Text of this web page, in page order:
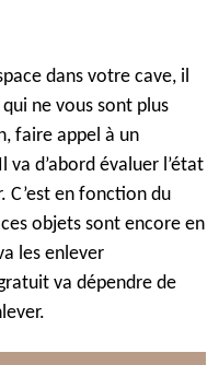
dans votre cave, il
ne vous sont plus
faire appel à un
d’abord évaluer l’état
C’est en fonction du
objets sont encore en
les enlever
va dépendre de